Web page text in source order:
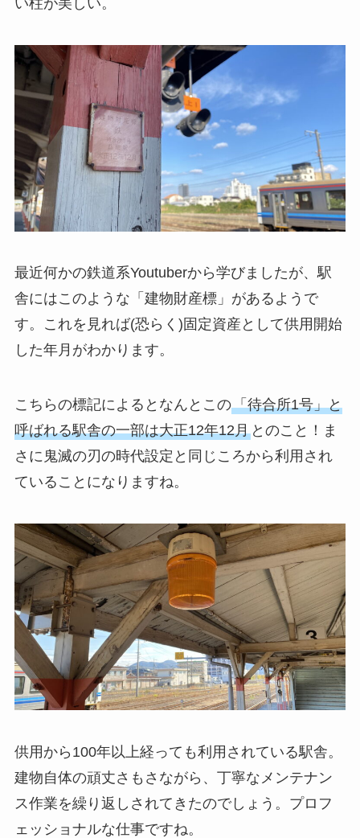
最近何かの鉄道系Youtuberから学びましたが、駅
舎にはこのような「建物財産標」があるようで
す。これを見れば(恐らく)固定資産として供用開始
した年月がわかります。
こちらの標記によるとなんとこの「待合所1号」と
呼ばれる駅舎の一部は大正12年12月とのこと！ま
さに鬼滅の刃の時代設定と同じころから利用され
ていることになりますね。
供用から100年以上経っても利用されている駅舎。
建物自体の頑丈さもさながら、丁寧なメンテナン
ス作業を繰り返しされてきたのでしょう。プロフ
ェッショナルな仕事ですね。